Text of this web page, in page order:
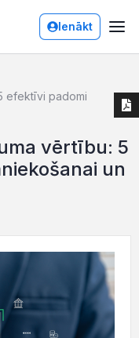
Ienākt
efektīvi padomi
vērtību: 5
un